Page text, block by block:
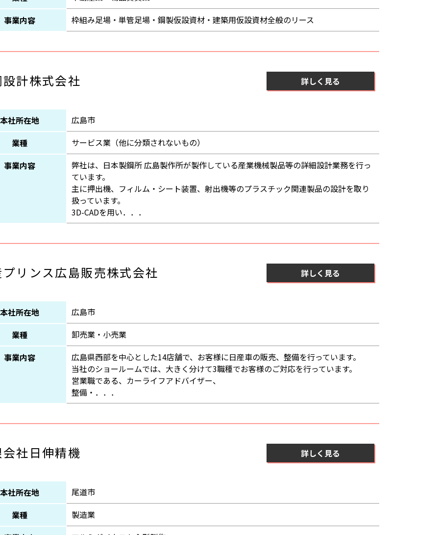
事業内容
枠組み足場・単管足場・鋼製仮設資材・建築用仮設資材全般のリース
計株式会社 詳しく見る
本社所在地
広島市
業種
サービス業（他に分類されないもの）
事業内容
弊社は、日本製鋼所 広島製作所が製作している産業機械製品等の詳細設計業務を行っ
ています。
主に押出機、フィルム・シート装置、射出機等のプラスチック関連製品の設計を取り
扱っています。
3D-CADを用い．．．
リンス広島販売株式会社 詳しく見る
本社所在地
広島市
業種
卸売業・小売業
事業内容
広島県西部を中心とした14店舗で、お客様に日産車の販売、整備を行っています。
当社のショールームでは、大きく分けて3職種でお客様のご対応を行っています。
営業職である、カーライフアドバイザー、
整備・．．．
社日伸精機 詳しく見る
本社所在地
尾道市
業種
製造業